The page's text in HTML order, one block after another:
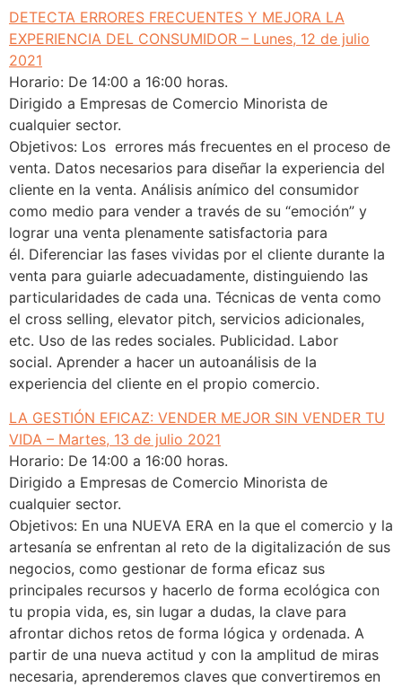
DETECTA ERRORES FRECUENTES Y MEJORA LA
EXPERIENCIA DEL CONSUMIDOR – Lunes, 12 de julio
2021
Horario: De 14:00 a 16:00 horas.
Dirigido a Empresas de Comercio Minorista de
cualquier sector.
Objetivos: Los errores más frecuentes en el proceso de
venta. Datos necesarios para diseñar la experiencia del
cliente en la venta. Análisis anímico del consumidor
como medio para vender a través de su “emoción” y
lograr una venta plenamente satisfactoria para
él. Diferenciar las fases vividas por el cliente durante la
venta para guiarle adecuadamente, distinguiendo las
particularidades de cada una. Técnicas de venta como
el cross selling, elevator pitch, servicios adicionales,
etc. Uso de las redes sociales. Publicidad. Labor
social. Aprender a hacer un autoanálisis de la
experiencia del cliente en el propio comercio.
LA GESTIÓN EFICAZ: VENDER MEJOR SIN VENDER TU
VIDA – Martes, 13 de julio 2021
Horario: De 14:00 a 16:00 horas.
Dirigido a Empresas de Comercio Minorista de
cualquier sector.
Objetivos: En una NUEVA ERA en la que el comercio y la
artesanía se enfrentan al reto de la digitalización de sus
negocios, como gestionar de forma eficaz sus
principales recursos y hacerlo de forma ecológica con
tu propia vida, es, sin lugar a dudas, la clave para
afrontar dichos retos de forma lógica y ordenada. A
partir de una nueva actitud y con la amplitud de miras
necesaria, aprenderemos claves que convertiremos en